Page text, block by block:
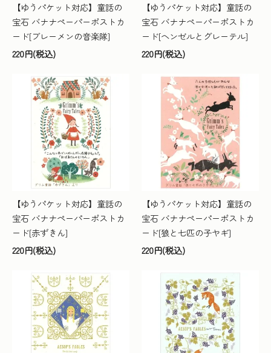
【ゆうパケット対応】童話の
宝石 バナナペーパーポストカ
ード[ブレーメンの音楽隊]
220円(税込)
【ゆうパケット対応】童話の
宝石 バナナペーパーポストカ
ード[ヘンゼルとグレーテル]
220円(税込)
【ゆうパケット対応】童話の
宝石 バナナペーパーポストカ
ード[赤ずきん]
220円(税込)
【ゆうパケット対応】童話の
宝石 バナナペーパーポストカ
ード[狼と七匹の子ヤギ]
220円(税込)